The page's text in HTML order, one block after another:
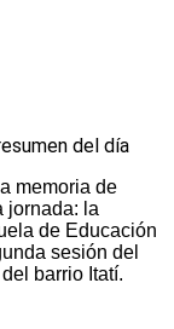
memoria de
jornada: la
de Educación
sesión del
barrio Itatí.